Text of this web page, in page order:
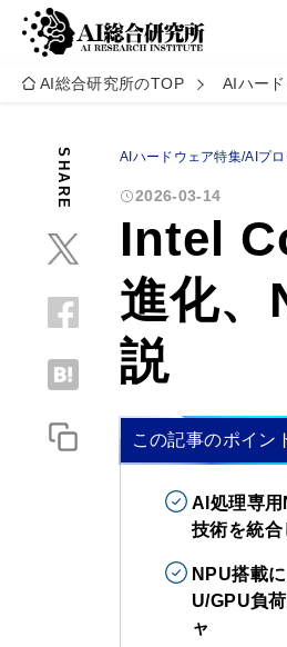
AI総合研究所のTOP AIハー
SHARE AIハードウェア特集/AIプ
2026-03-14
Intel
進化、
説
この記事のポイン
AI処理専
技術を統
NPU搭載
U/GPU負
ャ